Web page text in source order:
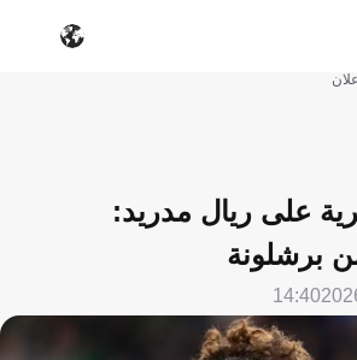
إعلان
على ريال مدريد:
برشلونة
14:40